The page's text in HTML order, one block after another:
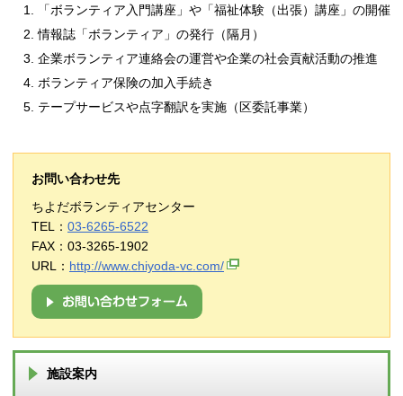
「ボランティア入門講座」や「福祉体験（出張）講座」の開催
情報誌「ボランティア」の発行（隔月）
企業ボランティア連絡会の運営や企業の社会貢献活動の推進
ボランティア保険の加入手続き
テープサービスや点字翻訳を実施（区委託事業）
お問い合わせ先
ちよだボランティアセンター
TEL： 03-6265-6522
FAX：03-3265-1902
URL： http://www.chiyoda-vc.com/
施設案内